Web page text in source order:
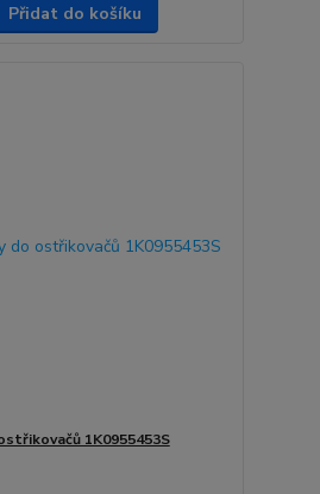
Přidat do košíku
1K0955453S